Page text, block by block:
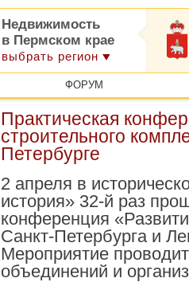
Недвижимость
в Пермском крае
выбрать регион
ФОРУМ
Практическая
строительного
Петербурге
2 апреля в
история» 32-й раз
конференция
Санкт-Петербурга и
Мероприятие
объединений и